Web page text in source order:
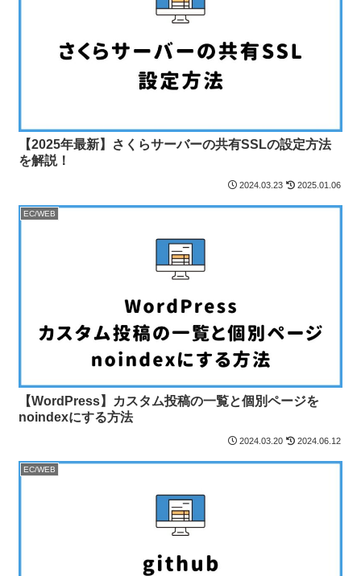
【2025年最新】さくらサーバーの共有SSLの設定方法
を解説！
2024.03.23 2025.01.06
EC/WEB
【WordPress】カスタム投稿の一覧と個別ページを
noindexにする方法
2024.03.20 2024.06.12
EC/WEB